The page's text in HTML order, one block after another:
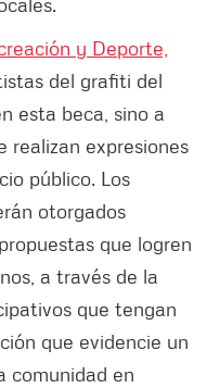
y Deporte,
del grafiti del
esta beca, sino a
realizan expresiones
público. Los
otorgados
que logren
a través de la
que tengan
que evidencie un
comunidad en